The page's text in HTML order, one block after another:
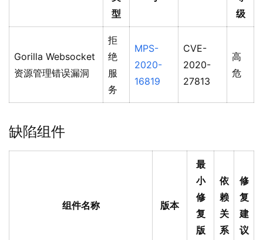
型
级
Gorilla Websocket
资源管理错误漏洞
拒
绝
服
务
MPS-
2020-
16819
CVE-
2020-
27813
高
危
缺陷组件
组件名称 版本
最
小
修
复
版
依
赖
关
系
修
复
建
议